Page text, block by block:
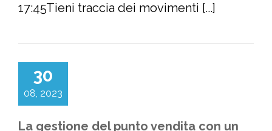
17:45Tieni traccia dei movimenti [...]
30
08, 2023
La gestione del punto vendita con un